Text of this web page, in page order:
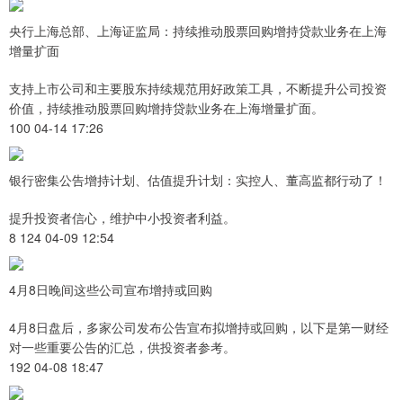
央行上海总部、上海证监局：持续推动股票回购增持贷款业务在上海
增量扩面
支持上市公司和主要股东持续规范用好政策工具，不断提升公司投资
价值，持续推动股票回购增持贷款业务在上海增量扩面。
100 04-14 17:26
银行密集公告增持计划、估值提升计划：实控人、董高监都行动了！
提升投资者信心，维护中小投资者利益。
8 124 04-09 12:54
4月8日晚间这些公司宣布增持或回购
4月8日盘后，多家公司发布公告宣布拟增持或回购，以下是第一财经
对一些重要公告的汇总，供投资者参考。
192 04-08 18:47